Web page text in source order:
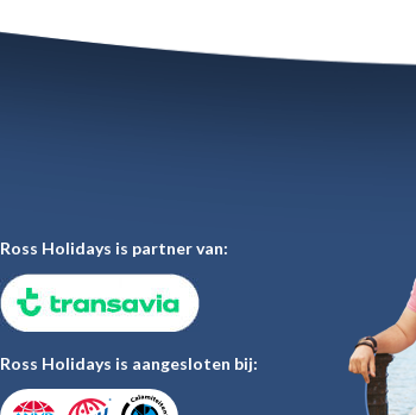
Ross Holidays is partner van:
Ross Holidays is aangesloten bij: